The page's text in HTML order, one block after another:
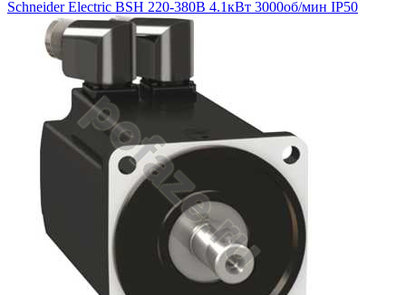
Schneider Electric BSH 220-380В 4.1кВт 3000об/мин IP50